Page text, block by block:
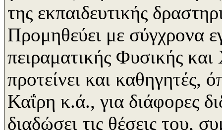
της εκπαιδευτικής
Προμηθεύει με σύγχρονα
πειραματικής Φυσικής
προτείνει και
Καΐρη κ.ά., για διάφορες
διαδώσει τις θέσεις του,